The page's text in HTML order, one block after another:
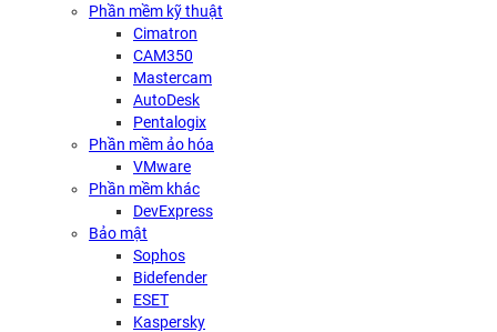
Phần mềm kỹ thuật
Cimatron
CAM350
Mastercam
AutoDesk
Pentalogix
Phần mềm ảo hóa
VMware
Phần mềm khác
DevExpress
Bảo mật
Sophos
Bidefender
ESET
Kaspersky